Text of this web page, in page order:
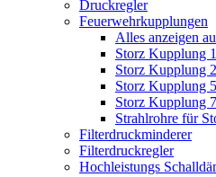
Druckregler
Feuerwehrkupplungen
Alles anzeigen
Storz Kupplung
Storz Kupplung
Storz Kupplung
Storz Kupplung
Strahlrohre für
Filterdruckminderer
Filterdruckregler
Hochleistungs